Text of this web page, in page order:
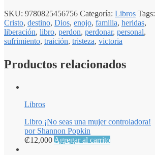
SKU: 9780825456756 Categoría: Libros Tags:
Cristo, destino, Dios, enojo, familia, heridas,
liberación, libro, perdon, perdonar, personal,
sufrimiento, traición, tristeza, victoria
Productos relacionados
Libros
Libro ¡No seas una mujer controladora!
por Shannon Popkin
₡12,000Agregar al carrito